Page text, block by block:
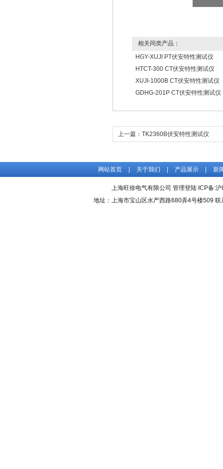
相关同类产品：
HGY-XUJI PT伏安特性测试仪
HTCT-300 CT伏安特性测试仪
XUJI-1000B CT伏安特性测试仪
GDHG-201P CT伏安特性测试仪
上一篇： TK2360B伏安特性测试仪
网站首页 关于我们 产品展示 新
上海旺徐电气有限公司 管理登陆 ICP备:沪
地址：上海市宝山区水产西路680弄4号楼509